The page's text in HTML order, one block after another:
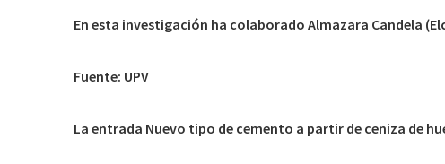
En esta investigación ha colaborado Almazara Candela
Fuente: UPV
La entrada Nuevo tipo de cemento a partir de ceniza de